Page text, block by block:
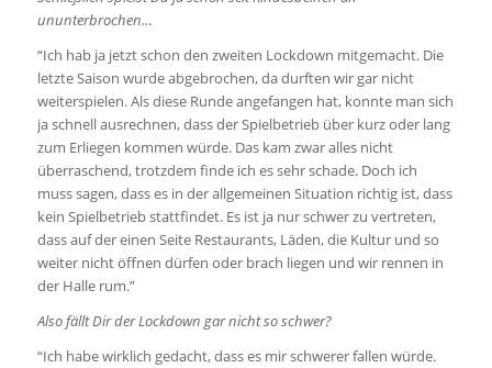
ununterbrochen…
“Ich hab ja jetzt schon den zweiten Lockdown mitgemacht. Die
letzte Saison wurde abgebrochen, da durften wir gar nicht
weiterspielen. Als diese Runde angefangen hat, konnte man sich
ja schnell ausrechnen, dass der Spielbetrieb über kurz oder lang
zum Erliegen kommen würde. Das kam zwar alles nicht
überraschend, trotzdem finde ich es sehr schade. Doch ich
muss sagen, dass es in der allgemeinen Situation richtig ist, dass
kein Spielbetrieb stattfindet. Es ist ja nur schwer zu vertreten,
dass auf der einen Seite Restaurants, Läden, die Kultur und so
weiter nicht öffnen dürfen oder brach liegen und wir rennen in
der Halle rum.”
Also fällt Dir der Lockdown gar nicht so schwer?
“Ich habe wirklich gedacht, dass es mir schwerer fallen würde.